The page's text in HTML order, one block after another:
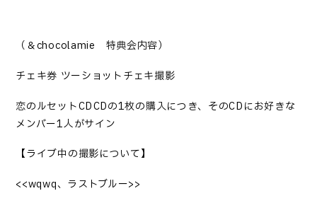
（＆chocolamie 特典会内容）
チェキ券 ツーショットチェキ撮影
恋のルセットCD→CDの1枚の購入につき、そのCDにお好きな
メンバー1人がサイン
【ライブ中の撮影について】
<<wqwq、ラストブルー>>